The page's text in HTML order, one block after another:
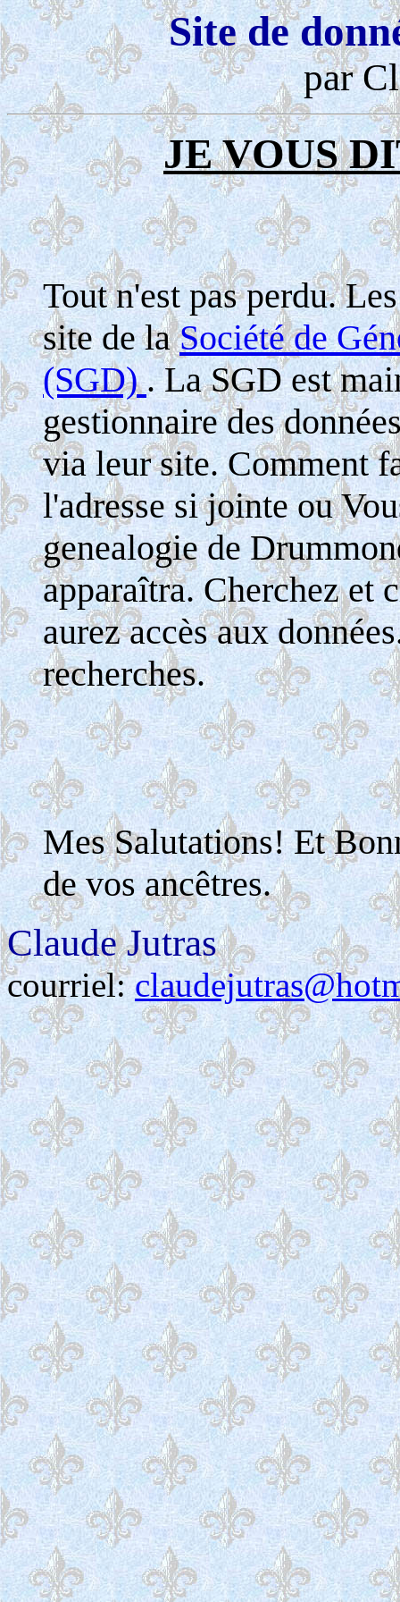
Site de
par
JE VOUS
Tout n'est pas perdu.
site de laSociété de
(SGD). La SGD est
gestionnaire des
via leur site. Comment
l'adresse si jointe ou
genealogie de
apparaîtra. Cherchez et
aurez accès aux
recherches.
Mes Salutations! Et
de vos ancêtres.
Claude Jutras
courriel: